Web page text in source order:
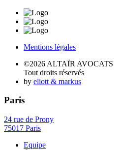
Mentions légales
©2026 ALTAÏR AVOCATS
Tout droits réservés
by eliott & markus
Paris
24 rue de Prony
75017 Paris
Equipe